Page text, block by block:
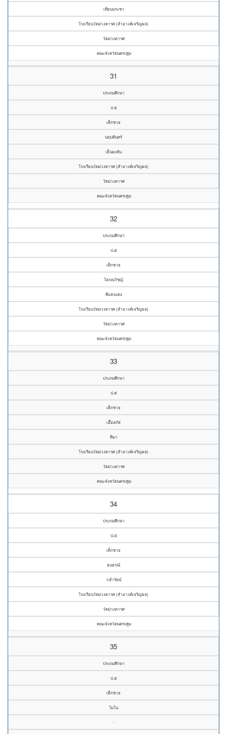
เทียนประชา
โรงเรียนวัดม่วงตารศ (สำอางค์เจริญผล)
วัดม่วงตารศ
คณะจังหวัดนครปฐม
31
ประถมศึกษา
ป.๕
เด็กชาย
นฤบดินทร์
เย็นมะดัน
โรงเรียนวัดม่วงตารศ (สำอางค์เจริญผล)
วัดม่วงตารศ
คณะจังหวัดนครปฐม
32
ประถมศึกษา
ป.๕
เด็กชาย
โสภณวิชญ์
ทีแสงแดง
โรงเรียนวัดม่วงตารศ (สำอางค์เจริญผล)
วัดม่วงตารศ
คณะจังหวัดนครปฐม
33
ประถมศึกษา
ป.๕
เด็กชาย
เอื้อลภัส
ดีมา
โรงเรียนวัดม่วงตารศ (สำอางค์เจริญผล)
วัดม่วงตารศ
คณะจังหวัดนครปฐม
34
ประถมศึกษา
ป.๕
เด็กชาย
ธนธรณ์
กล่ำรัตน์
โรงเรียนวัดม่วงตารศ (สำอางค์เจริญผล)
วัดม่วงตารศ
คณะจังหวัดนครปฐม
35
ประถมศึกษา
ป.๕
เด็กชาย
โมโน
-